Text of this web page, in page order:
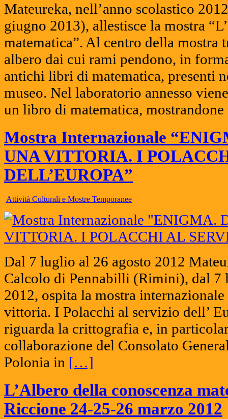
Mateureka, nell’anno scolastico
giugno 2013), allestisce la mostra
matematica”. Al centro della mostra
albero dai cui rami pendono, in
antichi libri di matematica, presenti
museo. Nel laboratorio annesso
un libro di matematica,
Mostra Internazionale
UNA VITTORIA. I
DELL’EUROPA”
Attività Culturali e Mostre Temporanee
Dal 7 luglio al 26 agosto 2012
Calcolo di Pennabilli (Rimini), dal 7
2012, ospita la mostra
vittoria. I Polacchi al servizio dell’
riguarda la crittografia e, in
collaborazione del Consolato
Polonia in […]
L’Albero della conoscenza
Riccione 24-25-26 marzo 2012